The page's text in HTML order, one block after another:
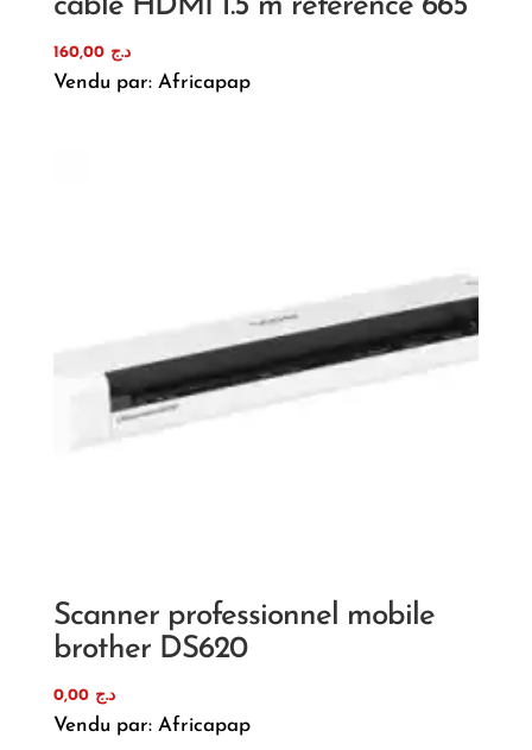
د.ج 160,00
Vendu par: Africapap
Scanner professionnel mobile
brother DS620
د.ج 0,00
Vendu par: Africapap